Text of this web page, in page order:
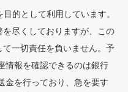
的として利用しています。
尽くしておりますが、この
一切責任を負いません。予
情報を確認できるのは銀行
金を行っており、急を要す